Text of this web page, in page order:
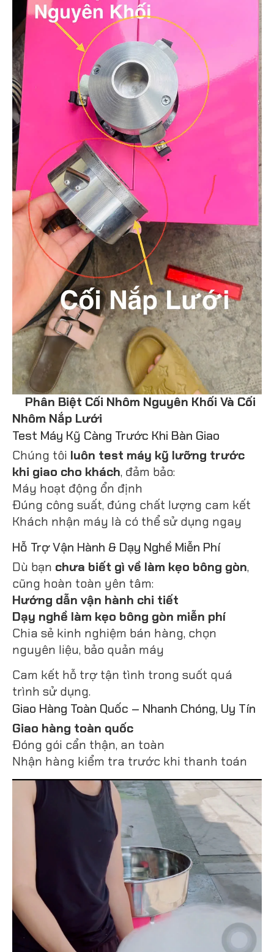
Phân Biệt Cối Nhôm Nguyên Khối Và Cối
Nhôm Nắp Lưới
Test Máy Kỹ Càng Trước Khi Bàn Giao
Chúng tôi luôn test máy kỹ lưỡng trước
khi giao cho khách, đảm bảo:
Máy hoạt động ổn định
Đúng công suất, đúng chất lượng cam kết
Khách nhận máy là có thể sử dụng ngay
Hỗ Trợ Vận Hành & Dạy Nghề Miễn Phí
Dù bạn chưa biết gì về làm kẹo bông gòn,
cũng hoàn toàn yên tâm:
Hướng dẫn vận hành chi tiết
Dạy nghề làm kẹo bông gòn miễn phí
Chia sẻ kinh nghiệm bán hàng, chọn
nguyên liệu, bảo quản máy
Cam kết hỗ trợ tận tình trong suốt quá
trình sử dụng.
Giao Hàng Toàn Quốc – Nhanh Chóng, Uy Tín
Giao hàng toàn quốc
Đóng gói cẩn thận, an toàn
Nhận hàng kiểm tra trước khi thanh toán